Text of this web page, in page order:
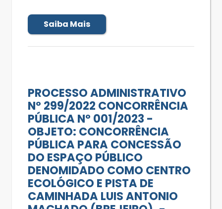
Saiba Mais
PROCESSO ADMINISTRATIVO
Nº 299/2022 CONCORRÊNCIA
PÚBLICA Nº 001/2023 -
OBJETO: CONCORRÊNCIA
PÚBLICA PARA CONCESSÃO
DO ESPAÇO PÚBLICO
DENOMIDADO COMO CENTRO
ECOLÓGICO E PISTA DE
CAMINHADA LUIS ANTONIO